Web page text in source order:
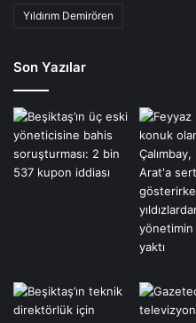
Yıldırım Demirören
Son Yazılar